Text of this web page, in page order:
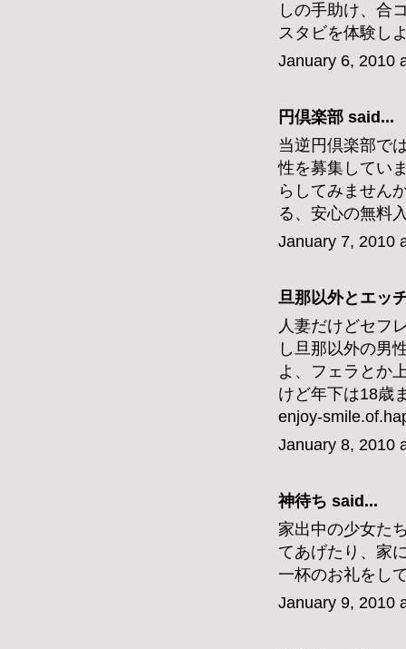
しの手助け、合
スタビを体験し
January 6, 2010
円倶楽部 said...
当逆円倶楽部で
性を募集してい
らしてみません
る、安心の無料
January 7, 2010
旦那以外とエッ
人妻だけどセフ
し旦那以外の男
よ、フェラとか
けど年下は18歳
enjoy-
January 8, 2010
神待ち said...
家出中の少女た
てあげたり、家
一杯のお礼をし
January 9, 2010